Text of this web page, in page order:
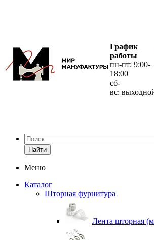
График
работы
пн-пт: 9:00-
18:00
сб-
вс:
Найти
Меню
Каталог
Шторная фурнитура
Лента шторная